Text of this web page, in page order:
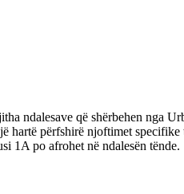
ndalesave që shërbehen nga
hartë përfshirë njoftimet
1A po afrohet në ndalesën tënde.